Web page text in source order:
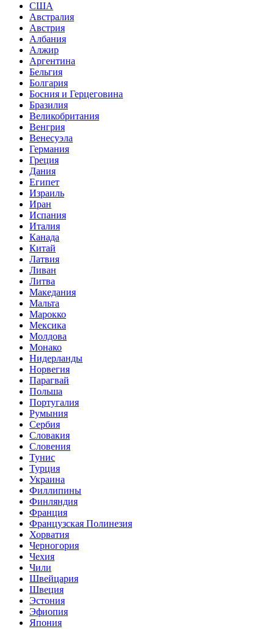
США
Австралия
Австрия
Албания
Алжир
Аргентина
Бельгия
Болгария
Босния и Герцеговина
Бразилия
Великобритания
Венгрия
Венесуэла
Германия
Греция
Дания
Египет
Израиль
Иран
Испания
Италия
Канада
Китай
Латвия
Ливан
Литва
Македания
Мальта
Марокко
Мексика
Молдова
Монако
Нидерланды
Норвегия
Парагвай
Польша
Португалия
Румыния
Сербия
Словакия
Словения
Тунис
Турция
Украина
Филлипины
Финляндия
Франция
Французская Полинезия
Хорватия
Черногория
Чехия
Чили
Швейцария
Швеция
Эстония
Эфиопия
Япония